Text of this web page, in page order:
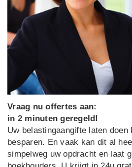
Vraag nu offertes aan:
in 2 minuten geregeld!
Uw belastingaangifte laten doen
besparen. En vaak kan dit al
simpelweg uw opdracht en laat